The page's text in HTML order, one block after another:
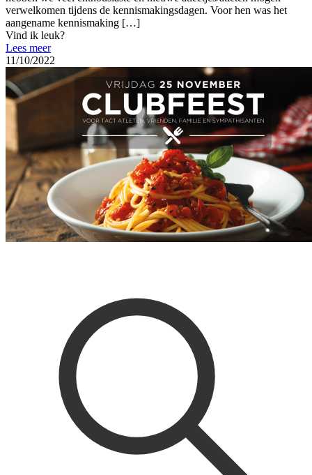
verwelkomen tijdens de kennismakingsdagen. Voor hen was het
aangename kennismaking […]
Vind ik leuk?
Lees meer
11/10/2022